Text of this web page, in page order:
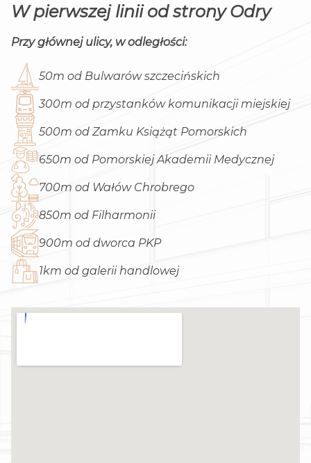
W pierwszej linii od strony Odry
Przy głównej ulicy, w odległości:
50m od Bulwarów szczecińskich
300m od przystanków komunikacji miejskiej
500m od Zamku Książąt Pomorskich
650m od Pomorskiej Akademii Medycznej
700m od Wałów Chrobrego
850m od Filharmonii
900m od dworca PKP
1km od galerii handlowej